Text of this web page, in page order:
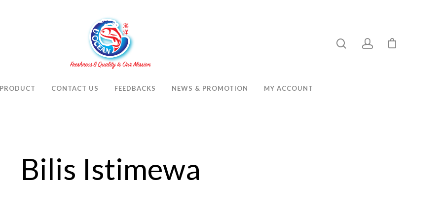
CONTACT US FEEDBACKS NEWS & PROMOTION MY ACCOUNT
Bilis Istimewa